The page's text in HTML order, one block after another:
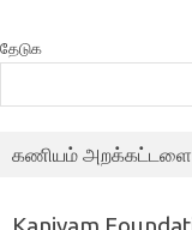
தேடுக
கணியம் அறக்கட்டளை